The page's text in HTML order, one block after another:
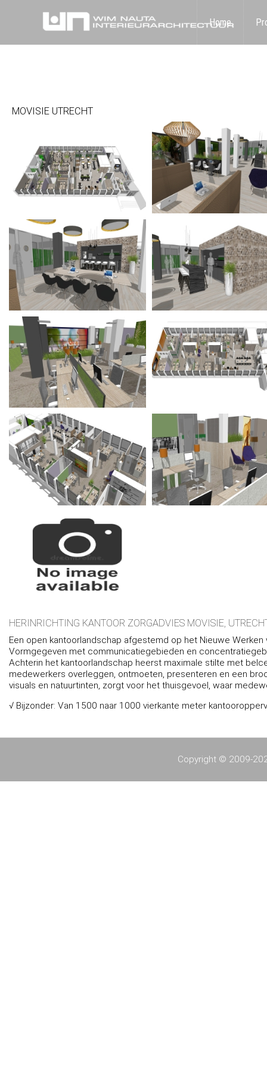
Home
MOVISIE UTRECHT
HERINRICHTING KANTOOR ZORGADVIES MOVISIE,
Een open kantoorlandschap afgestemd op het Nieuwe
Vormgegeven met communicatiegebieden en
Achterin het kantoorlandschap heerst maximale stilte met
medewerkers overleggen, ontmoeten, presenteren en een
visuals en natuurtinten, zorgt voor het thuisgevoel, waar
√ Bijzonder: Van 1500 naar 1000 vierkante meter
Copyright © 2009-